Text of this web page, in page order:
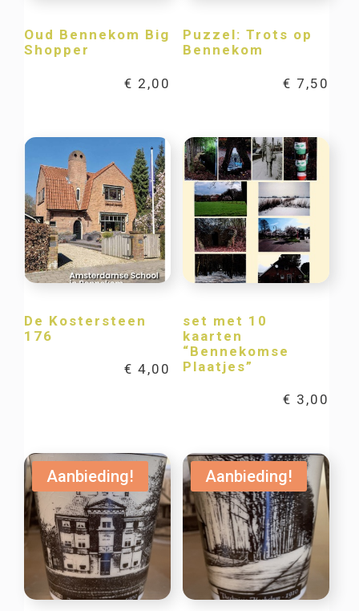
Oud Bennekom Big
Shopper
€ 2,00
Puzzel: Trots op
Bennekom
€ 7,50
De Kostersteen
176
€ 4,00
set met 10
kaarten
“Bennekomse
Plaatjes”
€ 3,00
Aanbieding! Aanbieding!